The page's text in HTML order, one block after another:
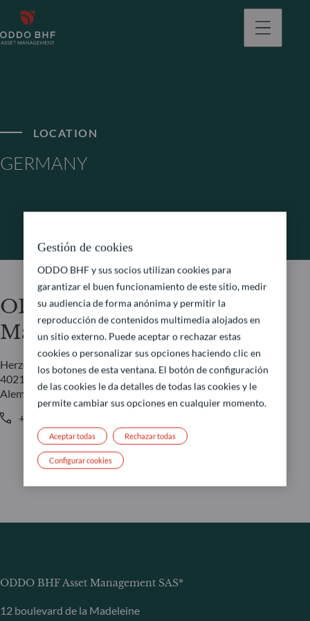
LOCATION
GERMANY
ODDO BHF Asset
Management GmbH
Herzogstraße 15
40217 Düsseldorf
Alemania
+49 (0) 211 239 24 01
ODDO BHF Asset Management SAS*
12 boulevard de la Madeleine
Gestión de cookies
ODDO BHF y sus socios utilizan cookies para
garantizar el buen funcionamiento de este sitio, medir
su audiencia de forma anónima y permitir la
reproducción de contenidos multimedia alojados en
un sitio externo. Puede aceptar o rechazar estas
cookies o personalizar sus opciones haciendo clic en
los botones de esta ventana. El botón de configuración
de las cookies le da detalles de todas las cookies y le
permite cambiar sus opciones en cualquier momento.
Rechazar todas
Aceptar todas
Configurar cookies